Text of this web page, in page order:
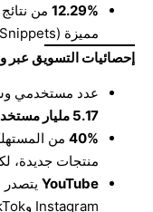
12.29%
مميزة (Featured Snippets).
إحصائيات التسويق عبر
عدد مستخدمي
5.17 مليار
40% من
منتجات جديدة،
YouTube
Instagram وTikTok.